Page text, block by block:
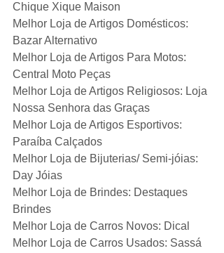
Chique Xique Maison
Melhor Loja de Artigos Domésticos:
Bazar Alternativo
Melhor Loja de Artigos Para Motos:
Central Moto Peças
Melhor Loja de Artigos Religiosos: Loja
Nossa Senhora das Graças
Melhor Loja de Artigos Esportivos:
Paraíba Calçados
Melhor Loja de Bijuterias/ Semi-jóias:
Day Jóias
Melhor Loja de Brindes: Destaques
Brindes
Melhor Loja de Carros Novos: Dical
Melhor Loja de Carros Usados: Sassá